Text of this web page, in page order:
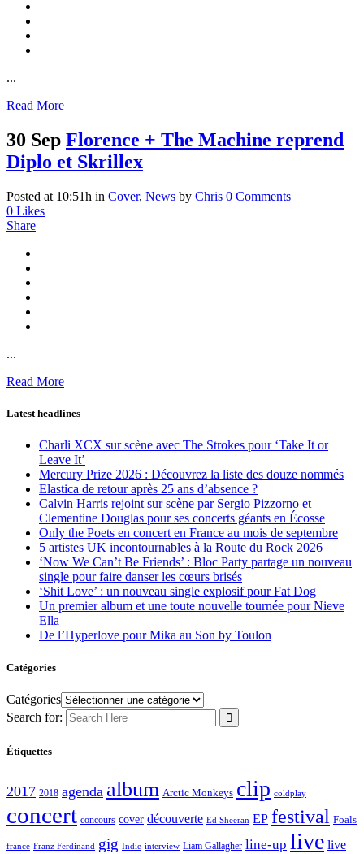
...
Read More
30 Sep Florence + The Machine reprend
Diplo et Skrillex
Posted at 10:51h in Cover, News by Chris 0 Comments
0 Likes
Share
...
Read More
Latest headlines
Charli XCX sur scène avec The Strokes pour ‘Take It or
Leave It’
Mercury Prize 2026 : Découvrez la liste des douze nommés
Elastica de retour après 25 ans d’absence ?
Calvin Harris rejoint sur scène par Sergio Pizzorno et
Clementine Douglas pour ses concerts géants en Écosse
Only the Poets en concert en France au mois de septembre
5 artistes UK incontournables à la Route du Rock 2026
‘Now We Can’t Be Friends’ : Bloc Party partage un nouveau
single pour faire danser les cœurs brisés
‘Shit Love’ : un nouveau single explosif pour Fat Dog
Un premier album et une toute nouvelle tournée pour Nieve
Ella
De l’Hyperlove pour Mika au Son by Toulon
Catégories
Catégories
Search for:
Étiquettes
2017 2018 agenda album Arctic Monkeys clip coldplay
concert concours cover découverte Ed Sheeran EP festival Foals
france Franz Ferdinand gig Indie interview Liam Gallagher line-up live live